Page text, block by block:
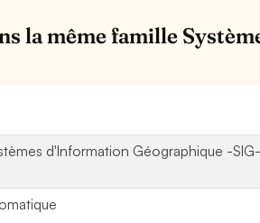
la même famille
d'Information Géographique -SIG-